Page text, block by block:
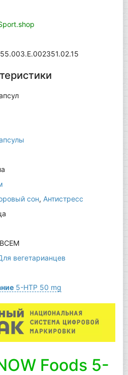
сон, Антистресс
вегетарианцев
5-HTP 50 mg
Foods 5-